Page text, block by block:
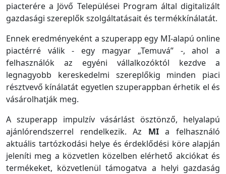
piacterére a Jövő Települései Program által digitalizált
gazdasági szereplők szolgáltatásait és termékkínálatát.
Ennek eredményeként a szuperapp egy MI-alapú online
piactérré válik - egy magyar „Temuvá” -, ahol a
felhasználók az egyéni vállalkozóktól kezdve a
legnagyobb kereskedelmi szereplőkig minden piaci
résztvevő kínálatát egyetlen szuperappban érhetik el és
vásárolhatják meg.
A szuperapp impulzív vásárlást ösztönző, helyalapú
ajánlórendszerrel rendelkezik. Az MIa felhasználó
aktuális tartózkodási helye és érdeklődési köre alapján
jeleníti meg a közvetlen közelben elérhető akciókat és
termékeket, közvetlenül támogatva a helyi gazdaság